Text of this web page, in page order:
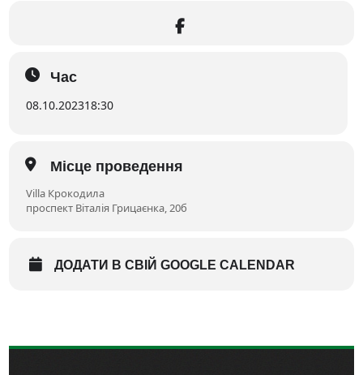
Час
08.10.202318:30
Місце проведення
Villa Крокодила
проспект Віталія Грицаєнка, 20б
ДОДАТИ В СВІЙ GOOGLE CALENDAR